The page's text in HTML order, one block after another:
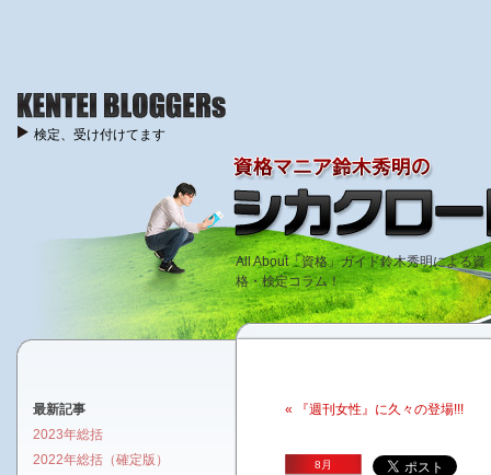
All About「資格」ガイド鈴木秀明による資
格・検定コラム！
検定、受け付けてます
« 『週刊女性』に久々の登場!!!
8月
最新記事
2023年総括
2022年総括（確定版）